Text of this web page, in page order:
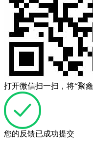
打开微信扫一扫，将“
您的反馈已成功提交